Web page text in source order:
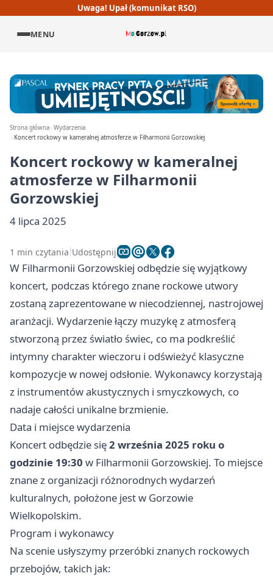
Uwaga! Upał (komunikat RSO)
MENU
Strona główna Wydarzenia
Koncert rockowy w kameralnej atmosferze w Filharmonii Gorzowskiej
Koncert rockowy w kameralnej
atmosferze w Filharmonii
Gorzowskiej
4 lipca 2025
1 min czytania Udostępnij
W Filharmonii Gorzowskiej odbędzie się wyjątkowy
koncert, podczas którego znane rockowe utwory
zostaną zaprezentowane w niecodziennej, nastrojowej
aranżacji. Wydarzenie łączy muzykę z atmosferą
stworzoną przez światło świec, co ma podkreślić
intymny charakter wieczoru i odświeżyć klasyczne
kompozycje w nowej odsłonie. Wykonawcy korzystają
z instrumentów akustycznych i smyczkowych, co
nadaje całości unikalne brzmienie.
Data i miejsce wydarzenia
Koncert odbędzie się2 września 2025 roku o
godzinie 19:30 w Filharmonii Gorzowskiej. To miejsce
znane z organizacji różnorodnych wydarzeń
kulturalnych, położone jest w Gorzowie
Wielkopolskim.
Program i wykonawcy
Na scenie usłyszymy przeróbki znanych rockowych
przebojów, takich jak: